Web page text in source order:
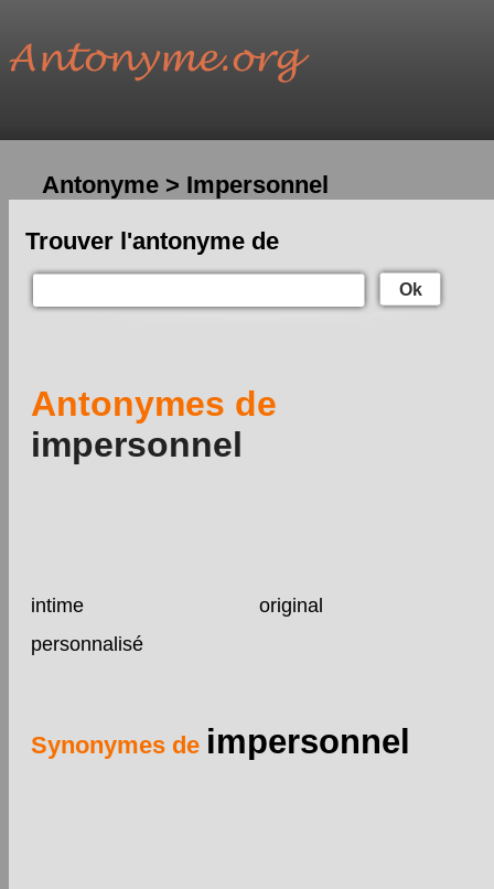
Antonyme > Impersonnel
Trouver l'antonyme de
Ok
Antonymes de
impersonnel
intime
original
personnalisé
Synonymes de impersonnel